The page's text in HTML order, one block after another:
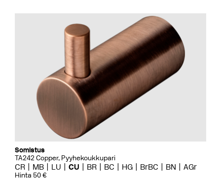
Somistus
TA242 Copper, Pyyhekoukkupari
CR MB LU CU BR BC HG BrBC BN AGr
Hinta 50 €